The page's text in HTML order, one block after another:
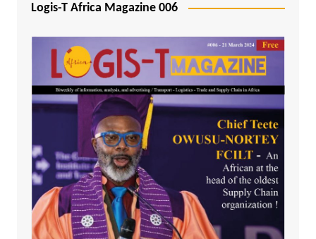
Logis-T Africa Magazine 006